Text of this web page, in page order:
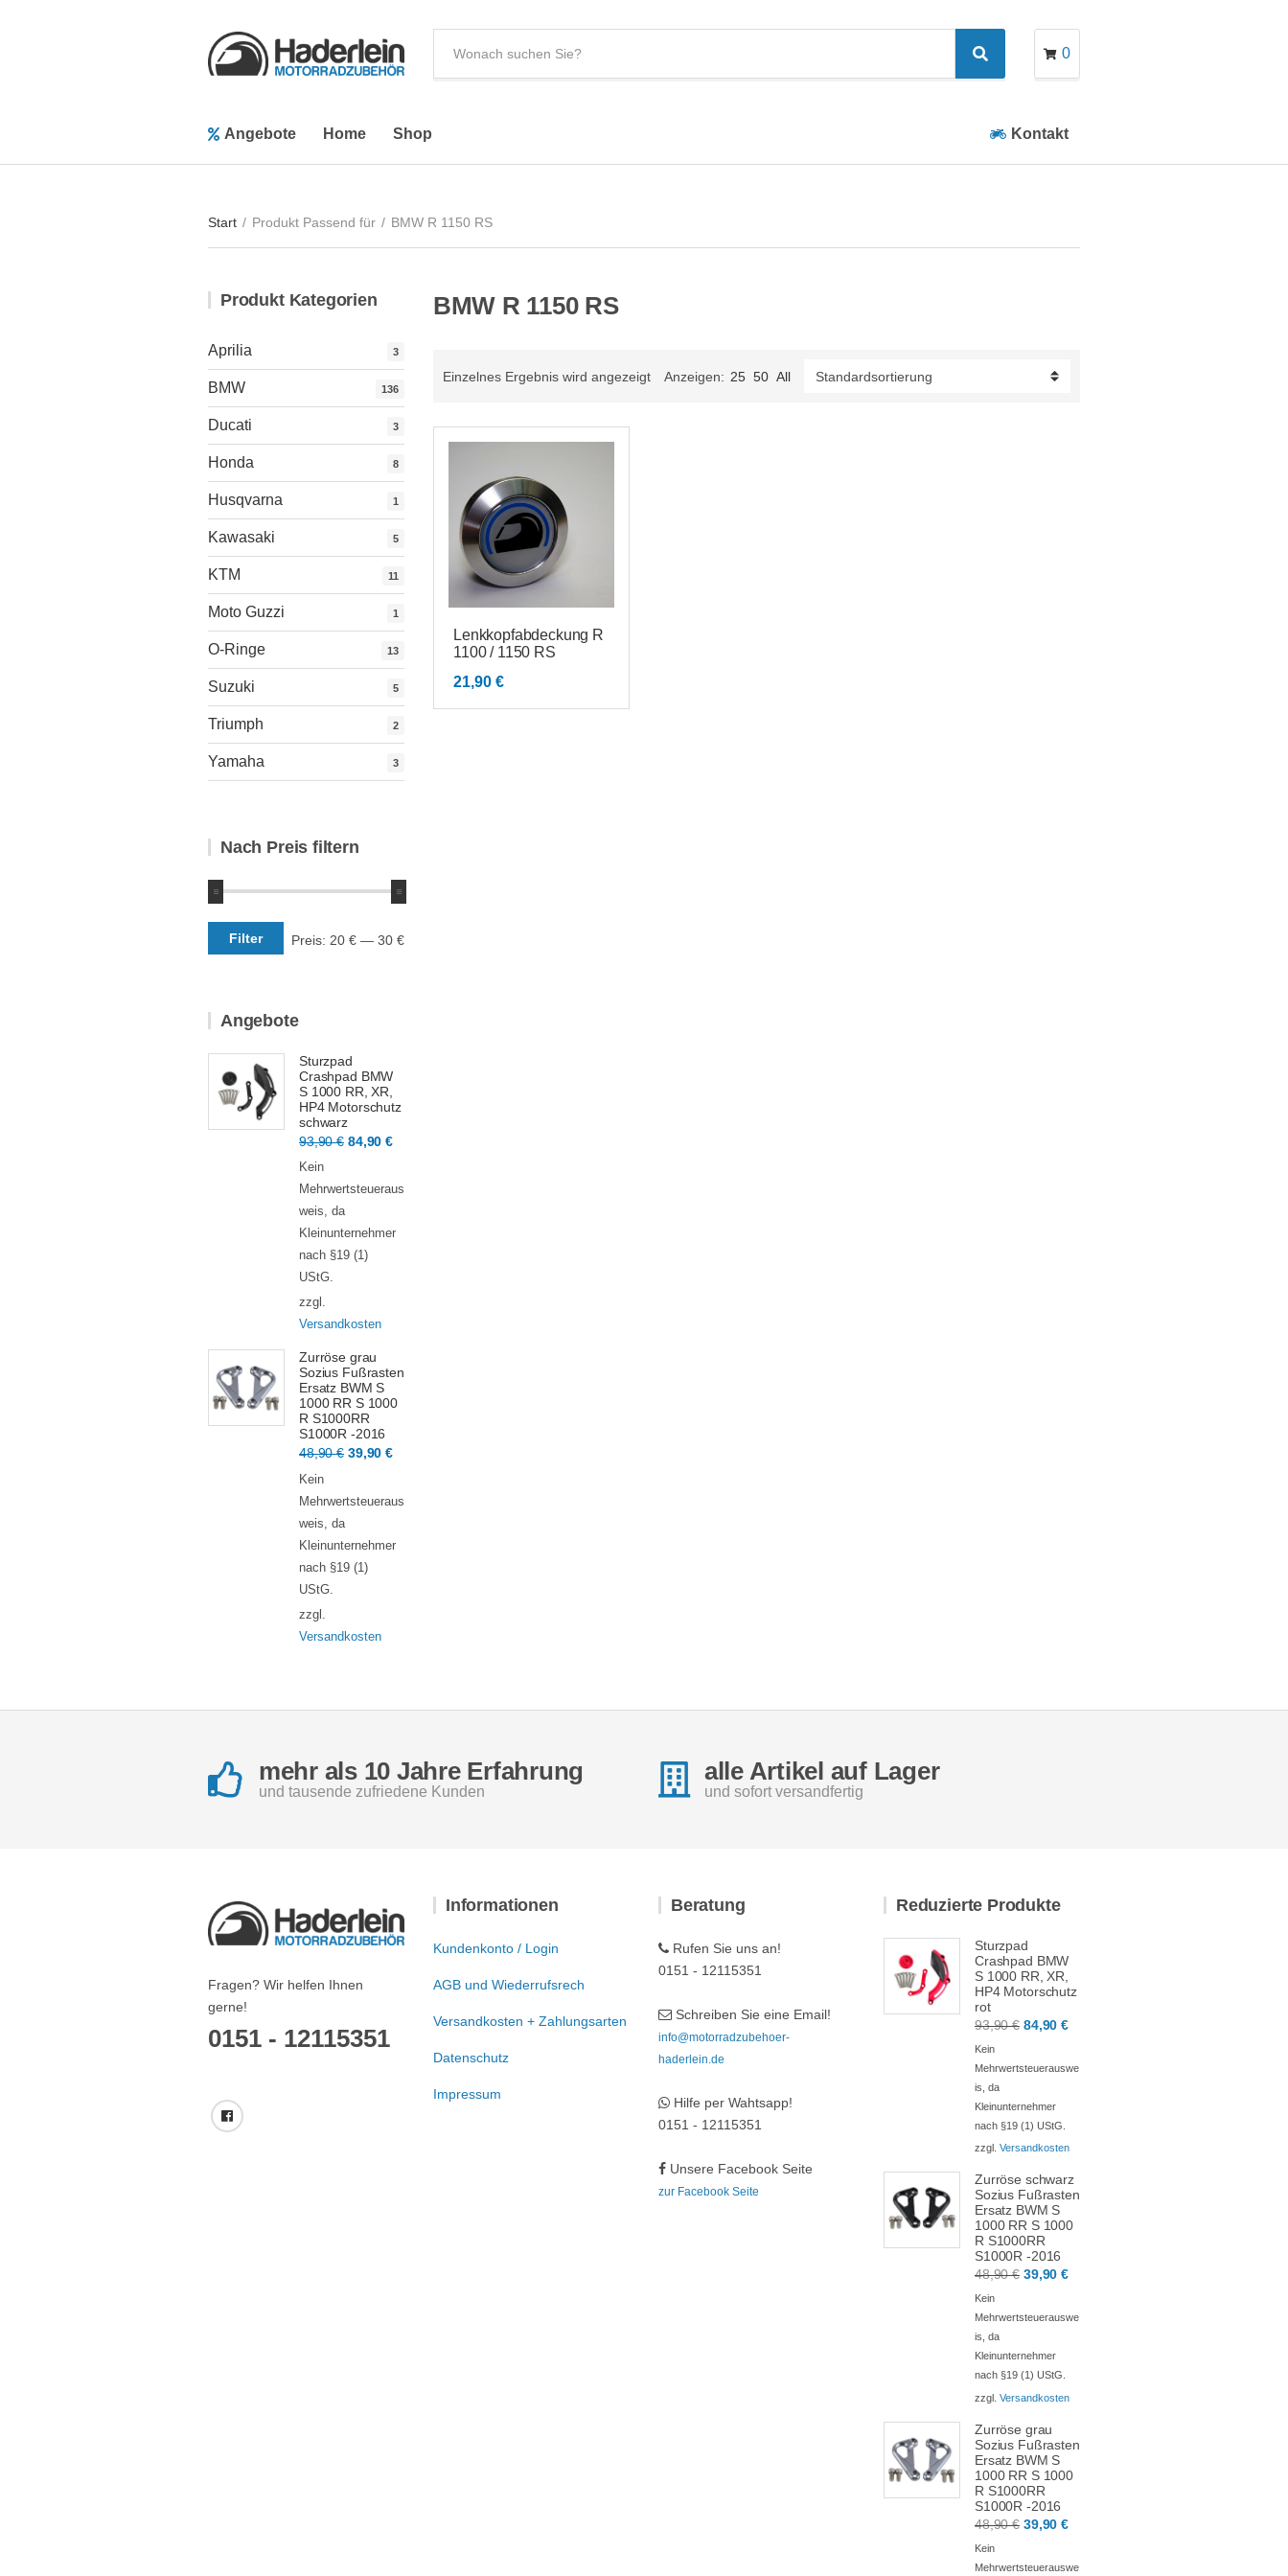
y
n
m
e
x
t
Search 0
Angebote Home Shop Kontakt
Start / Produkt Passend für / BMW R 1150 RS
BMW R 1150 RS
Einzelnes Ergebnis wird angezeigt Anzeigen: 25 50 All
Lenkkopfabdeckung R
1100 / 1150 RS
21,90 €
Produkt Kategorien
Aprilia 3
BMW 136
Ducati 3
Honda 8
Husqvarna 1
Kawasaki 5
KTM 11
Moto Guzzi 1
O-Ringe 13
Suzuki 5
Triumph 2
Yamaha 3
Nach Preis filtern
Min.
Preis
Max.
Preis
Filter Preis: 20 € — 30 €
Angebote
Sturzpad
Crashpad BMW
S 1000 RR, XR,
HP4 Motorschutz
schwarz
93,90€ Ursprünglicher
war:
84,90€Aktueller
ist:
Kein
Mehrwertsteueraus
weis, da
Kleinunternehmer
nach §19 (1)
UStG.
zzgl.
Versandkosten
Zurröse grau
Sozius Fußrasten
Ersatz BWM S
1000 RR S 1000
R S1000RR
S1000R -2016
48,90€ Ursprünglicher
war:
39,90€Aktueller
ist:
Kein
Mehrwertsteueraus
weis, da
Kleinunternehmer
nach §19 (1)
UStG.
zzgl.
Versandkosten
mehr als 10 Jahre Erfahrung
und tausende zufriedene Kunden
alle Artikel auf Lager
und sofort versandfertig
Fragen? Wir helfen Ihnen
gerne!
0151 - 12115351
Informationen
Kundenkonto / Login
AGB und Wiederrufsrech
Versandkosten + Zahlungsarten
Datenschutz
Impressum
Beratung
Rufen Sie uns an!
0151 - 12115351
Schreiben Sie eine Email!
info@motorradzubehoer-
haderlein.de
Hilfe per Wahtsapp!
0151 - 12115351
Unsere Facebook Seite
zur Facebook Seite
Reduzierte Produkte
Sturzpad
Crashpad BMW
S 1000 RR, XR,
HP4 Motorschutz
rot
93,90€ Ursprünglicher
war:
84,90€Aktueller
ist:
Kein
Mehrwertsteuerauswe
is, da
Kleinunternehmer
nach §19 (1) UStG.
zzgl. Versandkosten
Zurröse schwarz
Sozius Fußrasten
Ersatz BWM S
1000 RR S 1000
R S1000RR
S1000R -2016
48,90€ Ursprünglicher
war:
39,90€Aktueller
ist:
Kein
Mehrwertsteuerauswe
is, da
Kleinunternehmer
nach §19 (1) UStG.
zzgl. Versandkosten
Zurröse grau
Sozius Fußrasten
Ersatz BWM S
1000 RR S 1000
R S1000RR
S1000R -2016
48,90€ Ursprünglicher
war:
39,90€Aktueller
ist:
Kein
Mehrwertsteuerauswe